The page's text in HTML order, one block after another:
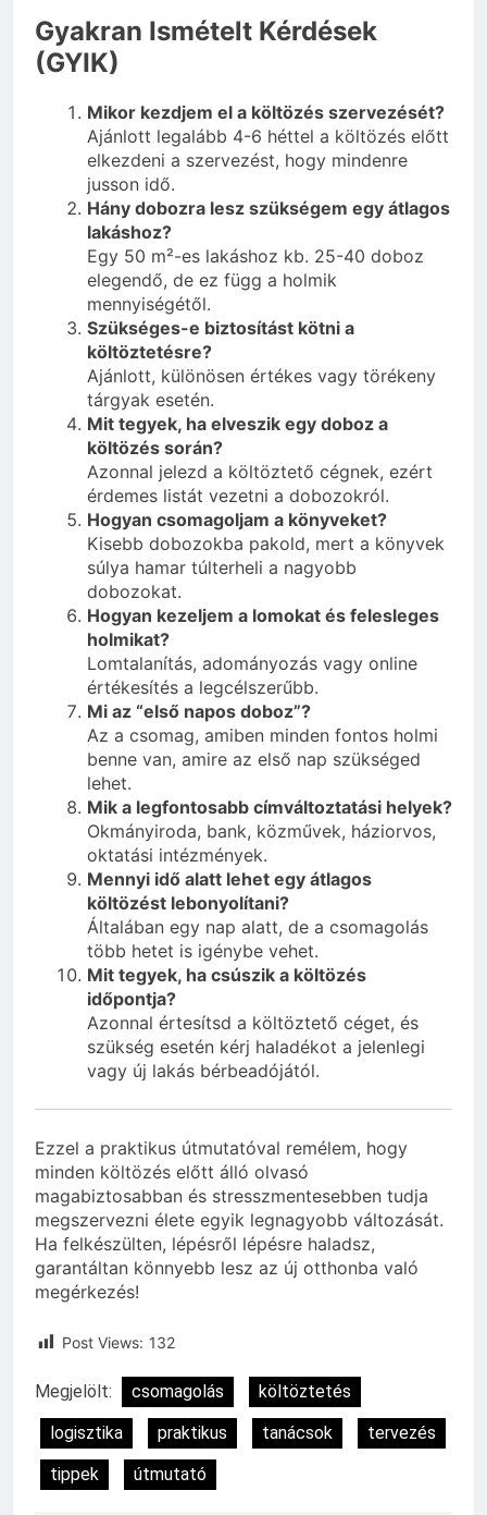
Gyakran Ismételt Kérdések
(GYIK)
Mikor kezdjem el a költözés szervezését?
Ajánlott legalább 4-6 héttel a költözés előtt
elkezdeni a szervezést, hogy mindenre
jusson idő.
Hány dobozra lesz szükségem egy átlagos
lakáshoz?
Egy 50 m²-es lakáshoz kb. 25-40 doboz
elegendő, de ez függ a holmik
mennyiségétől.
Szükséges-e biztosítást kötni a
költöztetésre?
Ajánlott, különösen értékes vagy törékeny
tárgyak esetén.
Mit tegyek, ha elveszik egy doboz a
költözés során?
Azonnal jelezd a költöztető cégnek, ezért
érdemes listát vezetni a dobozokról.
Hogyan csomagoljam a könyveket?
Kisebb dobozokba pakold, mert a könyvek
súlya hamar túlterheli a nagyobb
dobozokat.
Hogyan kezeljem a lomokat és felesleges
holmikat?
Lomtalanítás, adományozás vagy online
értékesítés a legcélszerűbb.
Mi az “első napos doboz”?
Az a csomag, amiben minden fontos holmi
benne van, amire az első nap szükséged
lehet.
Mik a legfontosabb címváltoztatási helyek?
Okmányiroda, bank, közművek, háziorvos,
oktatási intézmények.
Mennyi idő alatt lehet egy átlagos
költözést lebonyolítani?
Általában egy nap alatt, de a csomagolás
több hetet is igénybe vehet.
Mit tegyek, ha csúszik a költözés
időpontja?
Azonnal értesítsd a költöztető céget, és
szükség esetén kérj haladékot a jelenlegi
vagy új lakás bérbeadójától.
Ezzel a praktikus útmutatóval remélem, hogy
minden költözés előtt álló olvasó
magabiztosabban és stresszmentesebben tudja
megszervezni élete egyik legnagyobb változását.
Ha felkészülten, lépésről lépésre haladsz,
garantáltan könnyebb lesz az új otthonba való
megérkezés!
Post Views: 132
Megjelölt: csomagolás
költöztetés
logisztika
praktikus tanácsok
tervezés
tippek
útmutató